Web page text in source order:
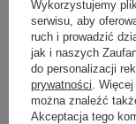
Potrzebujesz
Zadaj pytanie a my
najciekawsze
dla innych.
Wykorzystujemy
serwisu, aby
ruch i prowadzić
jak i naszych
do personalizacji
prywatności .
można znaleźć
Akceptacja tego